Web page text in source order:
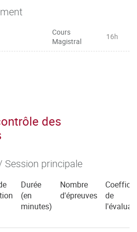
Cours
Magistral
16h
des
Session principale
Durée
(en
minutes)
Nombre
d'épreuves
de